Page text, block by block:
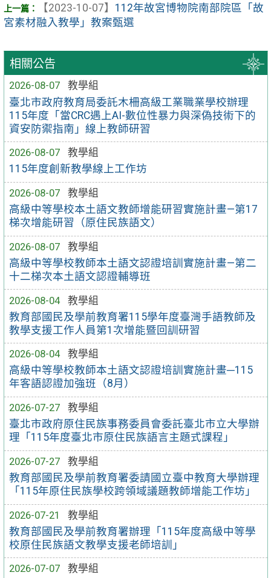
相關公告
2026-08-07
教學組
臺北市政府教育局委託木柵高級工業職業學校辦理
115年度「當CRC遇上AI-數位性暴力與深偽技術下的
資安防禦指南」線上教師研習
2026-08-07
教學組
115年度創新教學線上工作坊
2026-08-07
教學組
高級中等學校本土語文教師增能研習實施計畫—第17
梯次增能研習（原住民族語文）
2026-08-07
教學組
高級中等學校教師本土語文認證培訓實施計畫—第二
十二梯次本土語文認證輔導班
2026-08-04
教學組
教育部國民及學前教育署115學年度臺灣手語教師及
教學支援工作人員第1次增能暨回訓研習
2026-08-04
教學組
高級中等學校教師本土語文認證培訓實施計畫─115
年客語認證加強班（8月）
2026-07-27
教學組
臺北市政府原住民族事務委員會委託臺北市立大學辦
理「115年度臺北市原住民族語言主題式課程」
2026-07-27
教學組
教育部國民及學前教育署委請國立臺中教育大學辦理
「115年原住民族學校跨領域議題教師增能工作坊」
2026-07-21
教學組
教育部國民及學前教育署辦理「115年度高級中等學
校原住民族語文教學支援老師培訓」
2026-07-07
教學組
【2023-10-07】 112年故宮博物院南部院區「故
宮素材融入教學」教案甄選